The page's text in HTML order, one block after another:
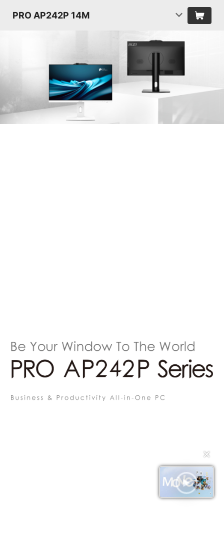
PRO AP242P 14M
✕